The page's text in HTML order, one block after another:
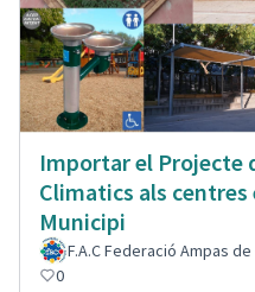
Importar el Projecte
Climatics als
Municipi
F.A.C Federació Ampas
0